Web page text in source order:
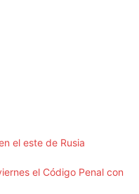
el este de Rusia
el Código Penal con